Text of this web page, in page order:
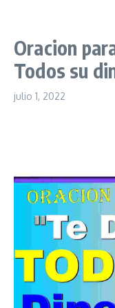
Oracion
Todos su
julio 1, 2022